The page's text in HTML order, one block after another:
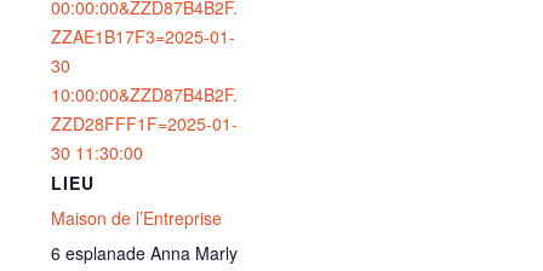
00:00:00&ZZD87B4B2F.
ZZAE1B17F3=2025-01-
30
10:00:00&ZZD87B4B2F.
ZZD28FFF1F=2025-01-
30 11:30:00
LIEU
Maison de l’Entreprise
6 esplanade Anna Marly